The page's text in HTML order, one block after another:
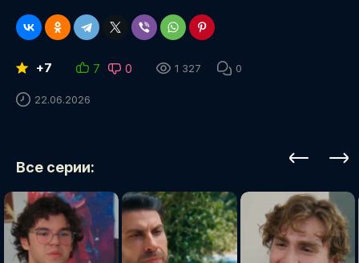
+7 7 0 1 327 0
22.06.2026
Все серии: